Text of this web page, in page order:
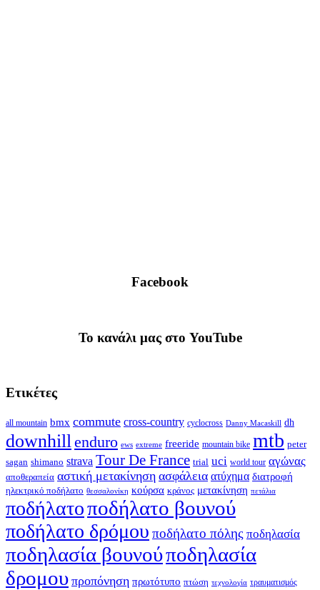
Facebook
To κανάλι μας στο YouTube
Ετικέτες
all mountain bmx commute cross-country cyclocross Danny Macaskill dh
downhillenduro ews extreme freeride mountain bike mtb peter
sagan shimano strava Tour De France trial uci world tour αγώνας
αποθεραπεία αστική μετακίνηση ασφάλεια ατύχημα διατροφή
ηλεκτρικό ποδήλατο θεσσαλονίκη κούρσα κράνος μετακίνηση πετάλια
ποδήλατοποδήλατο βουνού
ποδήλατο δρόμου ποδήλατο πόλης ποδηλασία
ποδηλασία βουνούποδηλασία
δρομου προπόνηση πρωτότυπο πτώση τεχνολογία τραυματισμός